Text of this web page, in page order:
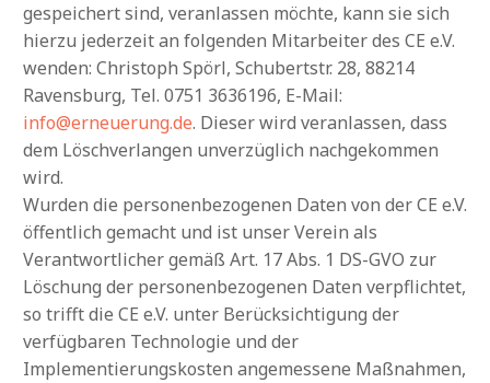
gespeichert sind, veranlassen möchte, kann sie sich
hierzu jederzeit an folgenden Mitarbeiter des CE e.V.
wenden: Christoph Spörl, Schubertstr. 28, 88214
Ravensburg, Tel. 0751 3636196, E-Mail:
info@erneuerung.de. Dieser wird veranlassen, dass
dem Löschverlangen unverzüglich nachgekommen
wird.
Wurden die personenbezogenen Daten von der CE e.V.
öffentlich gemacht und ist unser Verein als
Verantwortlicher gemäß Art. 17 Abs. 1 DS-GVO zur
Löschung der personenbezogenen Daten verpflichtet,
so trifft die CE e.V. unter Berücksichtigung der
verfügbaren Technologie und der
Implementierungskosten angemessene Maßnahmen,